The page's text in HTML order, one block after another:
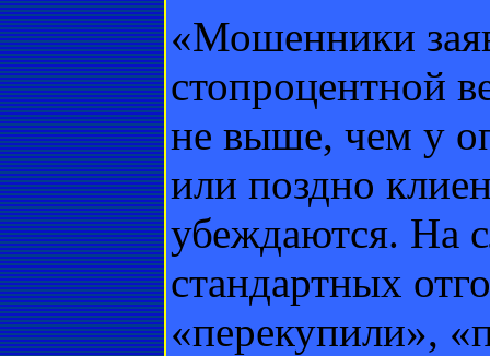
«Мошенники
стопроцентной
не выше, чем у
или поздно
убеждаются. На
стандартных
«перекупили»,